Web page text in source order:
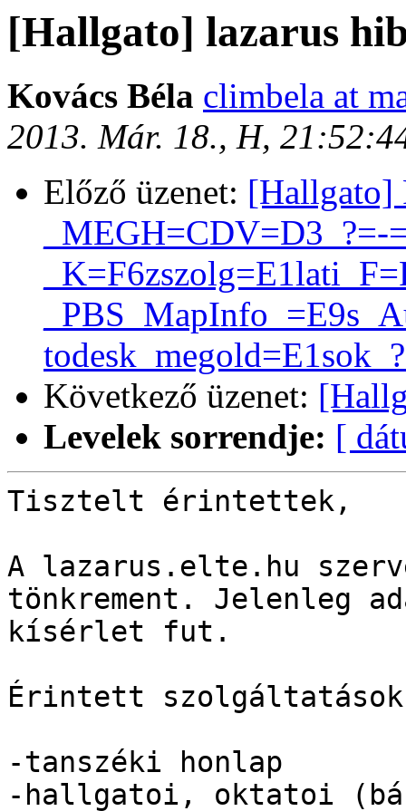
[Hallgato] lazarus
Kovács Béla climbela at
2013. Már. 18., H,
Előző üzenet: [Hallgato]
_MEGH=CDV=D3_?=-
Következő üzenet:
Levelek sorrendje: [
Tisztelt érintettek,
A lazarus.elte.hu
tönkrement. Jelenleg
kísérlet fut.
Érintett
-tanszéki honlap
-hallgatoi, oktatoi